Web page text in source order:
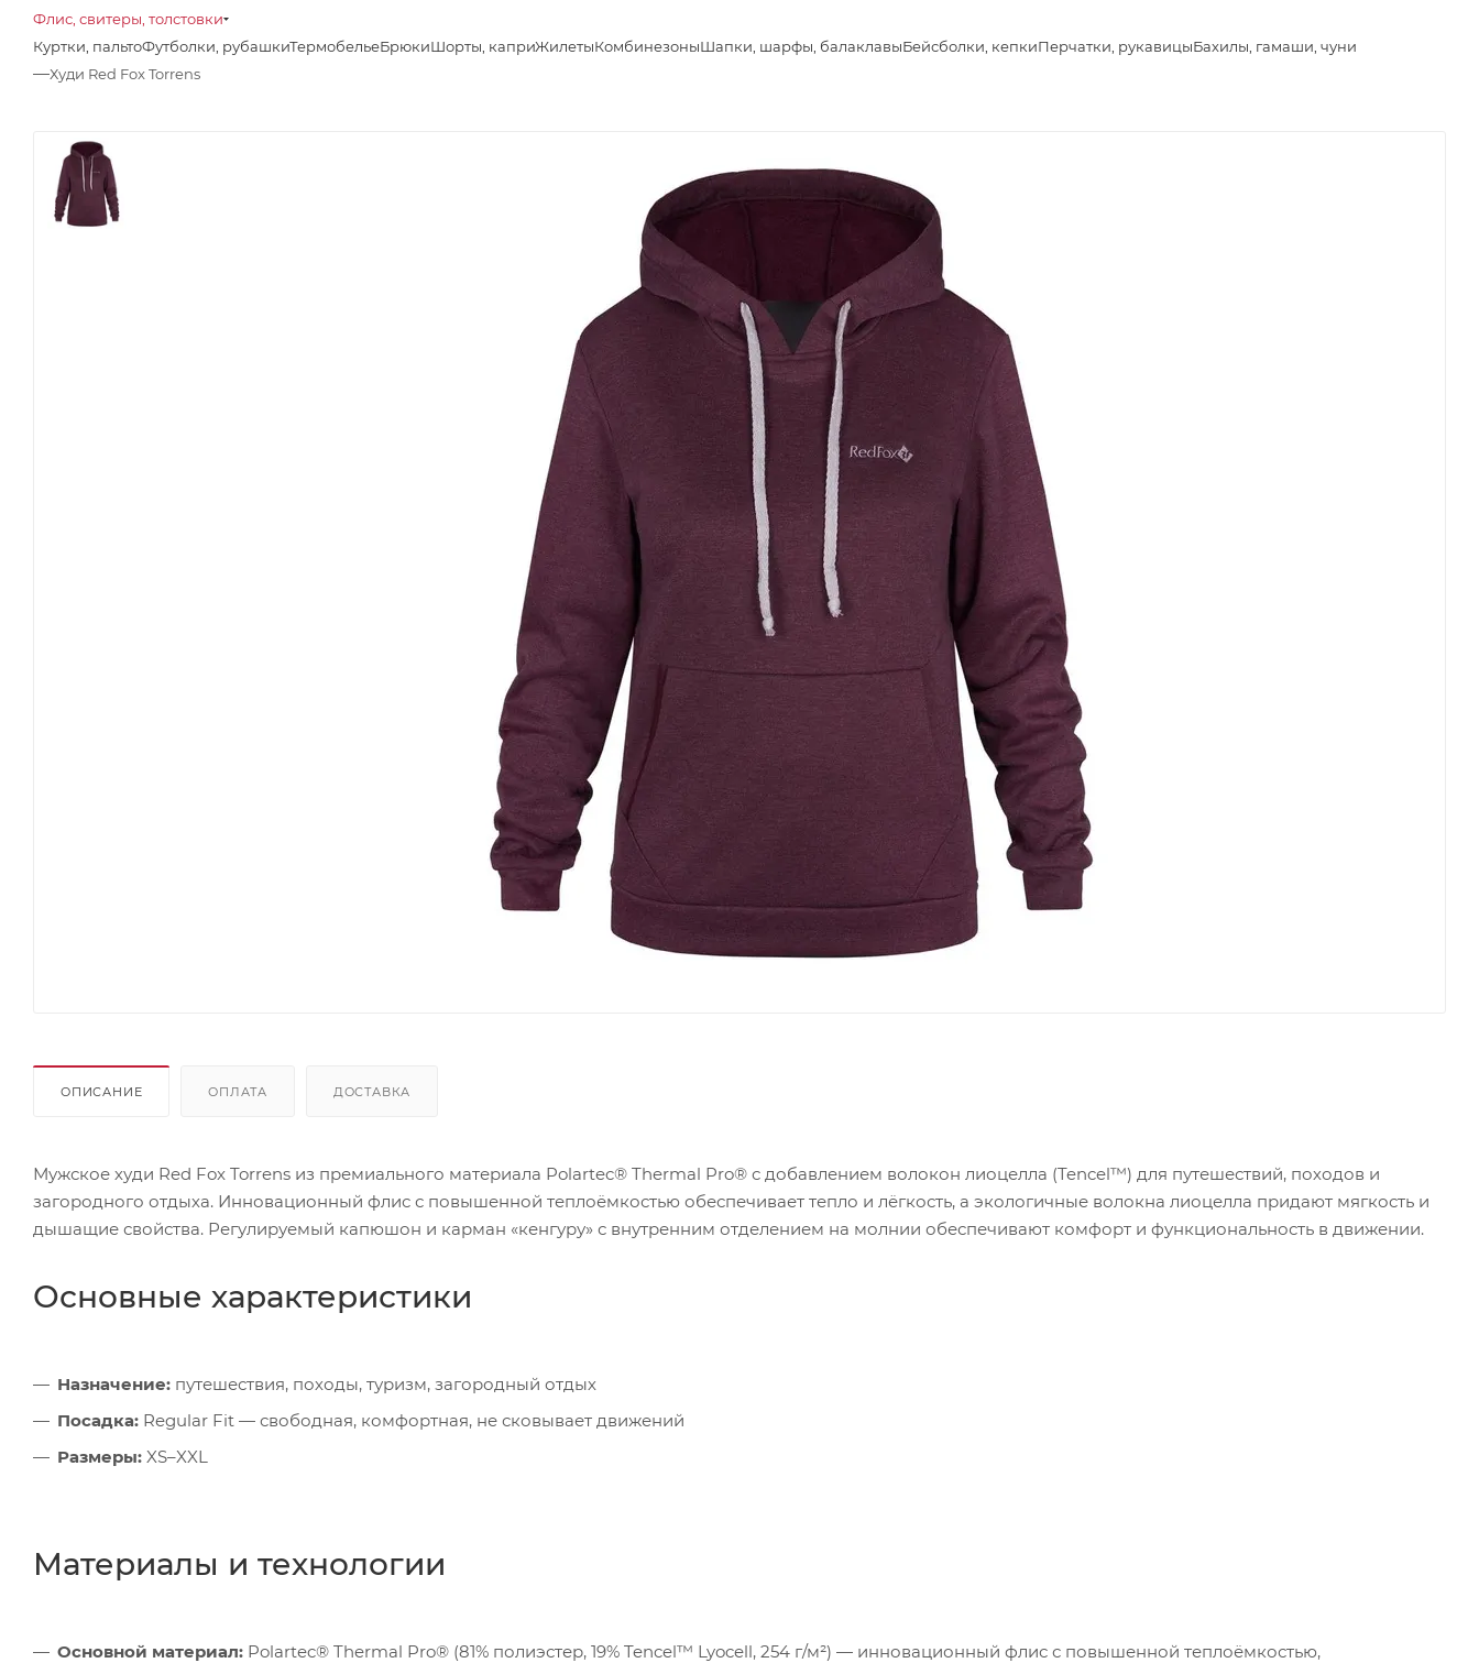
Флис, свитеры, толстовки
Куртки, пальтоФутболки, рубашкиТермобельеБрюкиШорты, каприЖилетыКомбинезоныШапки, шарфы, балаклавыБейсболки, кепкиПерчатки, рукавицыБахилы, гамаши, чуни
—Худи Red Fox Torrens
ОПИСАНИЕ ОПЛАТА ДОСТАВКА
Мужское худи Red Fox Torrens из премиального материала Polartec® Thermal Pro® с добавлением волокон лиоцелла (Tencel™) для путешествий, походов и
загородного отдыха. Инновационный флис с повышенной теплоёмкостью обеспечивает тепло и лёгкость, а экологичные волокна лиоцелла придают мягкость и
дышащие свойства. Регулируемый капюшон и карман «кенгуру» с внутренним отделением на молнии обеспечивают комфорт и функциональность в движении.
Основные характеристики
Назначение: путешествия, походы, туризм, загородный отдых
Посадка: Regular Fit — свободная, комфортная, не сковывает движений
Размеры: XS–XXL
Материалы и технологии
Основной материал: Polartec® Thermal Pro® (81% полиэстер, 19% Tencel™ Lyocell, 254 г/м²) — инновационный флис с повышенной теплоёмкостью,